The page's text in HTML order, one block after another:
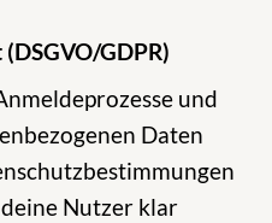
GDPR)
und
Daten
Nutzer klar